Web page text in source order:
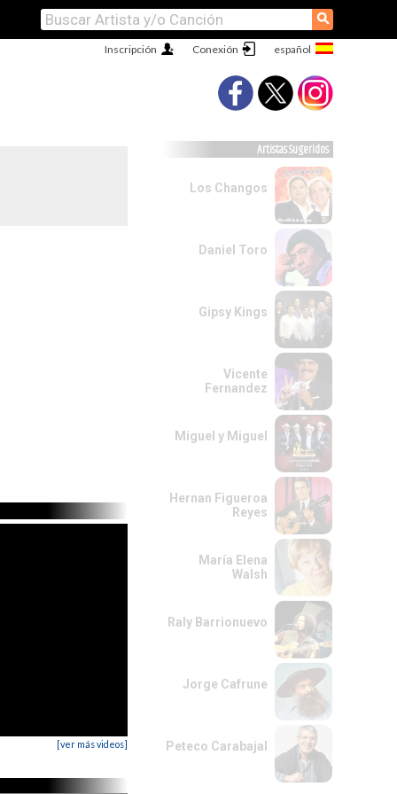
⚲
Conexión
Inscripción
[ver más videos]
Artistas Sugeridos
Los Changos
Daniel Toro
Gipsy Kings
Vicente
Fernandez
Miguel y Miguel
Hernan Figueroa
Reyes
María Elena
Walsh
Raly Barrionuevo
Jorge Cafrune
Peteco Carabajal